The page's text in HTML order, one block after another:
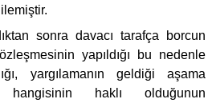
sonra davacı tarafça borcun
yapıldığı bu nedenle
yargılamanın geldiği aşama
hangisinin haklı olduğunun